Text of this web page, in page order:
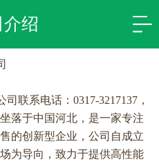
绍
联系电话：0317-3217137，
坐落于中国河北，是一家专注
的创新型企业，公司自成立
为导向，致力于提供高性能